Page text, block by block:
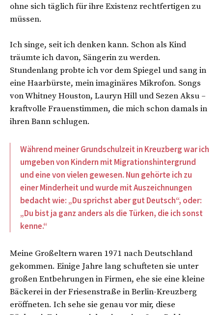
ohne sich täglich für ihre Existenz rechtfertigen zu
müssen.
Ich singe, seit ich denken kann. Schon als Kind
träumte ich davon, Sängerin zu werden.
Stundenlang probte ich vor dem Spiegel und sang in
eine Haarbürste, mein imaginäres Mikrofon. Songs
von Whitney Houston, Lauryn Hill und Sezen Aksu –
kraftvolle Frauenstimmen, die mich schon damals in
ihren Bann schlugen.
Während meiner Grundschulzeit in Kreuzberg war ich
umgeben von Kindern mit Migrationshintergrund
und eine von vielen gewesen. Nun gehörte ich zu
einer Minderheit und wurde mit Auszeichnungen
bedacht wie: „Du sprichst aber gut Deutsch“, oder:
„Du bist ja ganz anders als die Türken, die ich sonst
kenne.“
Meine Großeltern waren 1971 nach Deutschland
gekommen. Einige Jahre lang schufteten sie unter
großen Entbehrungen in Firmen, ehe sie eine kleine
Bäckerei in der Friesenstraße in Berlin-Kreuzberg
eröffneten. Ich sehe sie genau vor mir, diese